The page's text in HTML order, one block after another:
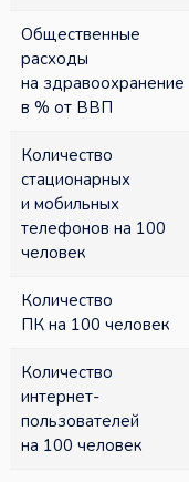
Общественные
расходы
на здравоохранение
в % от ВВП
Количество
стационарных
и мобильных
телефонов на 100
человек
Количество
ПК на 100 человек
Количество
интернет-
пользователей
на 100 человек